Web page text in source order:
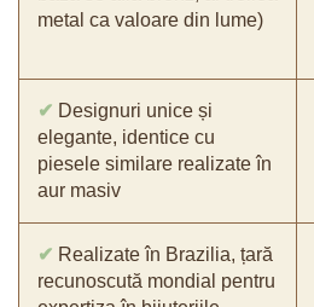
metal ca valoare din lume)
✔ Designuri unice și
elegante, identice cu
piesele similare realizate în
aur masiv
✔ Realizate în Brazilia, țară
recunoscută mondial pentru